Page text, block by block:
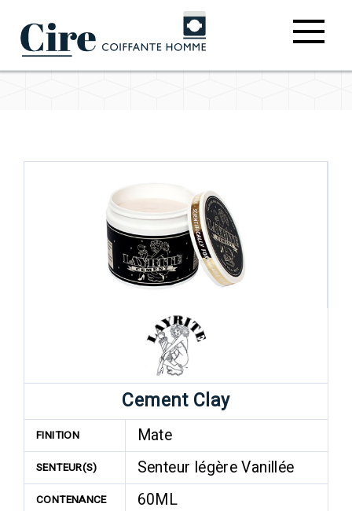
Cement Clay
FINITION Mate
SENTEUR(S) Senteur légère Vanillée
CONTENANCE 60ML